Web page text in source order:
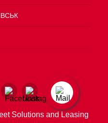
Solutions and Leasing